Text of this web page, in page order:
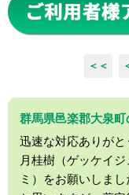
＜＜
群馬県邑楽郡大泉
迅速な対応ありが
月桂樹（ゲッケイ
ミ）をお願いしま